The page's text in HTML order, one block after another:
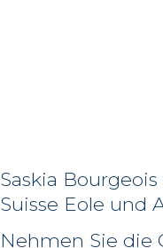
Saskia
Suisse Eole und
Nehmen Sie die